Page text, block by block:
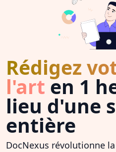
Rédigez
l'art en 1
lieu d'une
entière
DocNexus révolutionne